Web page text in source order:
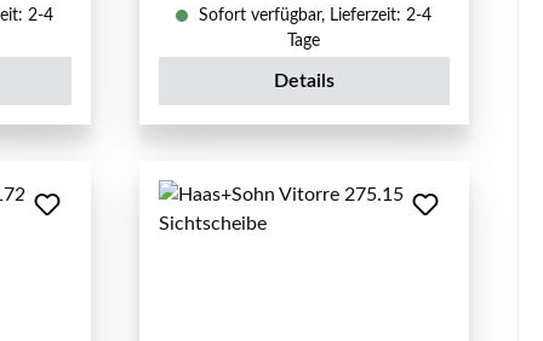
2-4
Sofort verfügbar, Lieferzeit: 2-4
Tage
Details